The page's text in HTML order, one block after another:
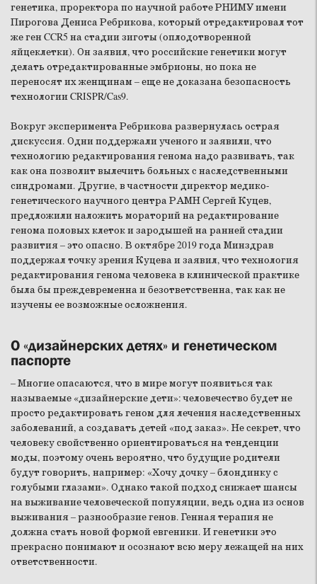
генетика, проректора по научной работе РНИМУ имени
Пирогова Дениса Ребрикова, который отредактировал тот
же ген CCR5 на стадии зиготы (оплодотворенной
яйцеклетки). Он заявил, что российские генетики могут
делать отредактированные эмбрионы, но пока не
переносят их женщинам – еще не доказана безопасность
технологии CRISPR/Cas9.
Вокруг эксперимента Ребрикова развернулась острая
дискуссия. Одни поддержали ученого и заявили, что
технологию редактирования генома надо развивать, так
как она позволит вылечить больных с наследственными
синдромами. Другие, в частности директор медико-
генетического научного центра РАМН Сергей Куцев,
предложили наложить мораторий на редактирование
генома половых клеток и зародышей на ранней стадии
развития – это опасно. В октябре 2019 года Минздрав
поддержал точку зрения Куцева и заявил, что технология
редактирования генома человека в клинической практике
была бы преждевременна и безответственна, так как не
изучены ее возможные осложнения.
О «дизайнерских детях» и генетическом
паспорте
– Многие опасаются, что в мире могут появиться так
называемые «дизайнерские дети»: человечество будет не
просто редактировать геном для лечения наследственных
заболеваний, а создавать детей «под заказ». Не секрет, что
человеку свойственно ориентироваться на тенденции
моды, поэтому очень вероятно, что будущие родители
будут говорить, например: «Хочу дочку – блондинку с
голубыми глазами». Однако такой подход снижает шансы
на выживание человеческой популяции, ведь одна из основ
выживания – разнообразие генов. Генная терапия не
должна стать новой формой евгеники. И генетики это
прекрасно понимают и осознают всю меру лежащей на них
ответственности.